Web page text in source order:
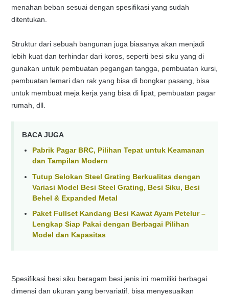
menahan beban sesuai dengan spesifikasi yang sudah
ditentukan.
Struktur dari sebuah bangunan juga biasanya akan menjadi
lebih kuat dan terhindar dari koros, seperti besi siku yang di
gunakan untuk pembuatan pegangan tangga, pembuatan kursi,
pembuatan lemari dan rak yang bisa di bongkar pasang, bisa
untuk membuat meja kerja yang bisa di lipat, pembuatan pagar
rumah, dll.
BACA JUGA
Pabrik Pagar BRC, Pilihan Tepat untuk Keamanan
dan Tampilan Modern
Tutup Selokan Steel Grating Berkualitas dengan
Variasi Model Besi Steel Grating, Besi Siku, Besi
Behel & Expanded Metal
Paket Fullset Kandang Besi Kawat Ayam Petelur –
Lengkap Siap Pakai dengan Berbagai Pilihan
Model dan Kapasitas
Spesifikasi besi siku beragam besi jenis ini memiliki berbagai
dimensi dan ukuran yang bervariatif. bisa menyesuaikan